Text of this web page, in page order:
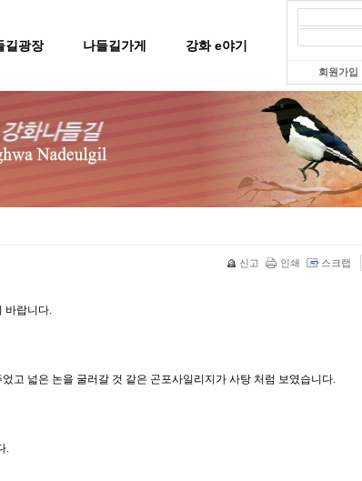
길광장 나들길가게 강화 e야기
회원가입
신고 인쇄 스크랩
바랍니다.
고 넓은 논을 굴러갈 것 같은 곤포사일리지가 사탕 처럼 보였습니다.
.